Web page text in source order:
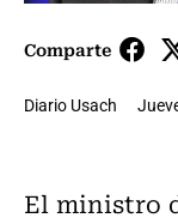
Comparte
Diario Usach
El ministro